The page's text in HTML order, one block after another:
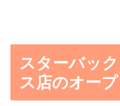
スターバッ
ス店のオー